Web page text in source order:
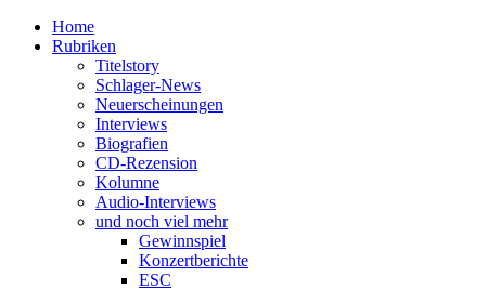
Home
Rubriken
Titelstory
Schlager-News
Neuerscheinungen
Interviews
Biografien
CD-Rezension
Kolumne
Audio-Interviews
und noch viel mehr
Gewinnspiel
Konzertberichte
ESC